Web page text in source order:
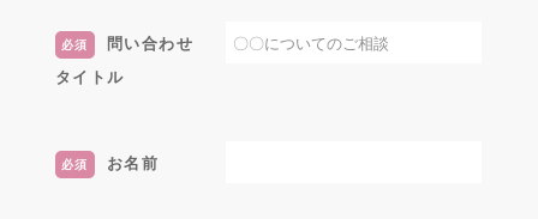
必須
問い合わせ
タイトル
必須 お名前